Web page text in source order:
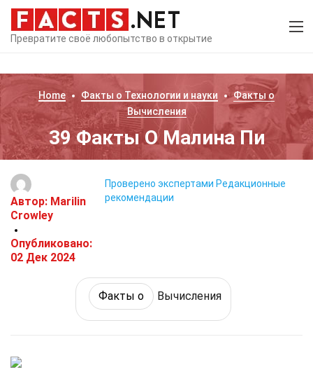
Превратите своё любопытство в открытие
Home Факты о Технологии и науки
Факты о
Вычисления
39 Факты О Малина Пи
Автор: Marilin
Crowley
Опубликовано:
02 Дек 2024
Проверено экспертами Редакционные
рекомендации
Факты о Вычисления